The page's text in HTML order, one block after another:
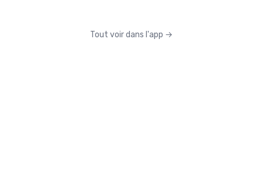
Tout voir dans l'app →